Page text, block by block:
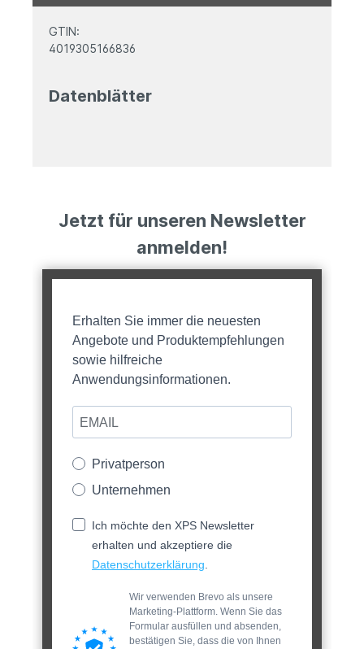
GTIN:
4019305166836
Datenblätter
Jetzt für unseren Newsletter
anmelden!
Erhalten Sie immer die neuesten
Angebote und Produktempfehlungen
sowie hilfreiche
Anwendungsinformationen.
Privatperson
Unternehmen
Ich möchte den XPS Newsletter
erhalten und akzeptiere die
Datenschutzerklärung.
Wir verwenden Brevo als unsere
Marketing-Plattform. Wenn Sie das
Formular ausfüllen und absenden,
bestätigen Sie, dass die von Ihnen